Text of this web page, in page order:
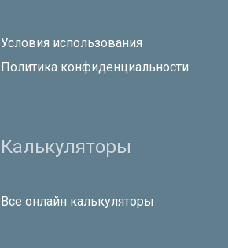
Условия использования
Политика конфиденциальности
Калькуляторы
Все онлайн калькуляторы